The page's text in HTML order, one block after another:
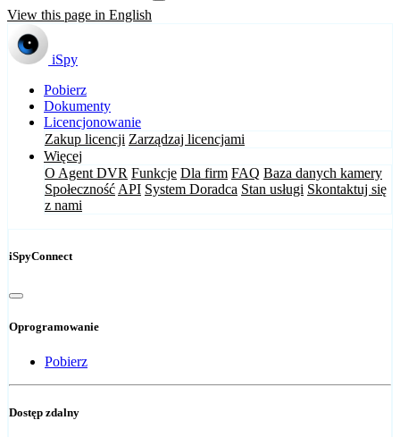
View this page in English
iSpy
Pobierz
Dokumenty
Licencjonowanie
Zakup licencji Zarządzaj licencjami
Więcej
O Agent DVR Funkcje Dla firm FAQ Baza danych kamery
Społeczność API System Doradca Stan usługi Skontaktuj się
z nami
iSpyConnect
Oprogramowanie
Pobierz
Dostęp zdalny